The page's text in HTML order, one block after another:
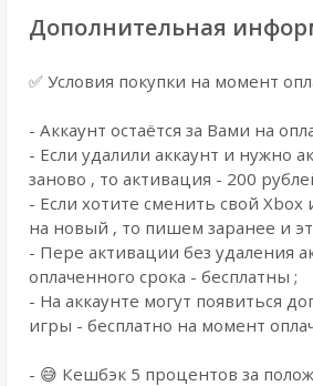
Дополнительная
✅ Условия покупки на момент
- Аккаунт остаётся за Вами на
- Если удалили аккаунт и нужно
заново , то активация - 200
- Если хотите сменить свой Xbox
на новый , то пишем заранее и
- Пере активации без удаления
оплаченного срока - бесплатны ;
- На аккаунте могут появиться
игры - бесплатно на момент
- 😅 Кешбэк 5 процентов за